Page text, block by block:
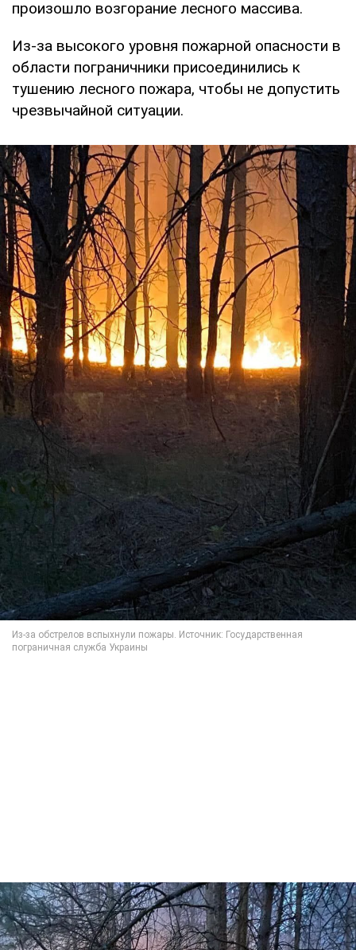
произошло возгорание лесного массива.
Из-за высокого уровня пожарной опасности в
области пограничники присоединились к
тушению лесного пожара, чтобы не допустить
чрезвычайной ситуации.